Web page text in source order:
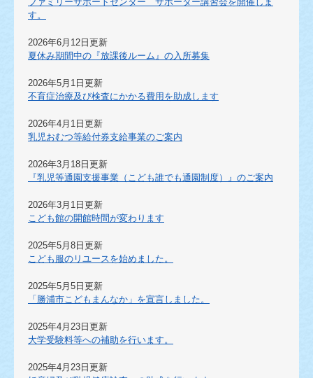
す。
2026年6月12日更新
夏休み期間中の『放課後ルーム』の入所募集
2026年5月1日更新
不育症治療及び検査にかかる費用を助成します
2026年4月1日更新
乳児おむつ等給付券支給事業のご案内
2026年3月18日更新
『乳児等通園支援事業（こども誰でも通園制度）』のご案内
2026年3月1日更新
こども館の開館時間が変わります
2025年5月8日更新
こども服のリユースを始めました。
2025年5月5日更新
「勝浦市こどもまんなか」を宣言しました。
2025年4月23日更新
大学受験料等への補助を行います。
2025年4月23日更新